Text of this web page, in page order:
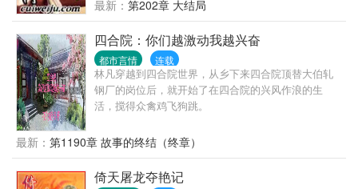
酥申智、南相美 天上智喜、少女时代、2>
最新： 第202章 大结局
四合院：你们越激动我越兴奋
都市言情 连载
林凡穿越到四合院世界，从乡下来四合院顶替大伯轧
钢厂的岗位后，就开始了在四合院的兴风作浪的生
活，搅得众禽鸡飞狗跳。
最新： 第1190章 故事的终结（终章）
倚天屠龙夺艳记